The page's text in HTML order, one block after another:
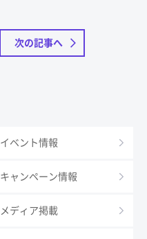
次の記事へ
イベント情報
キャンペーン情報
メディア掲載